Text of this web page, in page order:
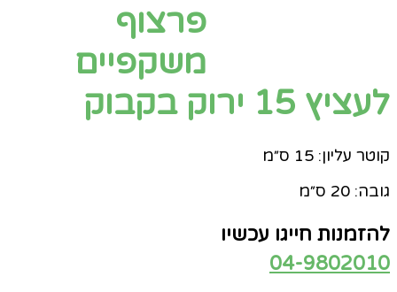
פרצוף
משקפיים
לעציץ 15 ירוק בקבוק
קוטר עליון: 15 ס״מ
גובה: 20 ס״מ
להזמנות חייגו עכשיו
04-9802010